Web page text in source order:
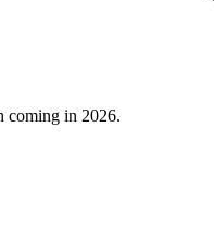
coming in 2026.